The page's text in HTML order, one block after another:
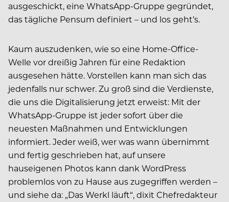
ausgeschickt, eine WhatsApp-Gruppe gegründet,
das tägliche Pensum definiert – und los geht’s.
Kaum auszudenken, wie so eine Home-Office-
Welle vor dreißig Jahren für eine Redaktion
ausgesehen hätte. Vorstellen kann man sich das
jedenfalls nur schwer. Zu groß sind die Verdienste,
die uns die Digitalisierung jetzt erweist: Mit der
WhatsApp-Gruppe ist jeder sofort über die
neuesten Maßnahmen und Entwicklungen
informiert. Jeder weiß, wer was wann übernimmt
und fertig geschrieben hat, auf unsere
hauseigenen Photos kann dank WordPress
problemlos von zu Hause aus zugegriffen werden –
und siehe da: „Das Werkl läuft“, dixit Chefredakteur